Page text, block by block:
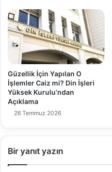
Güzellik İçin Yapılan O
İşlemler Caiz mi? Din İşleri
Yüksek Kurulu’ndan
Açıklama
26 Temmuz 2026
Bir yanıt yazın